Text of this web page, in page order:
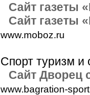
Сайт газеты «
Сайт газеты «
www.moboz.ru
Спорт туризм и
Сайт Дворец
www.bagration-